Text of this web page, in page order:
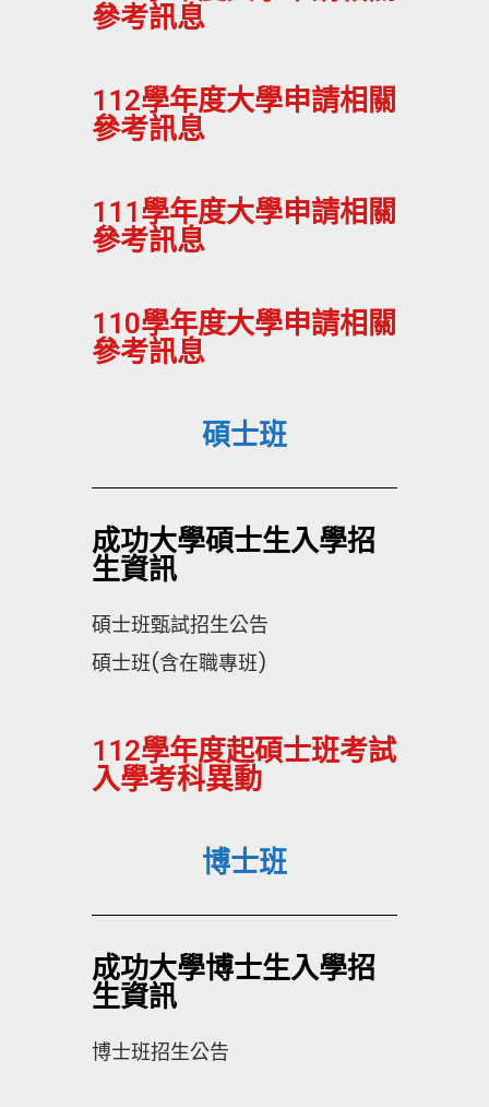
參考訊息
112學年度大學申請相關
參考訊息
111學年度大學申請相關
參考訊息
110學年度大學申請相關
參考訊息
碩士班
成功大學碩士生入學招
生資訊
碩士班甄試招生公告
碩士班(含在職專班)
112學年度起碩士班考試
入學考科異動
博士班
成功大學博士生入學招
生資訊
博士班招生公告